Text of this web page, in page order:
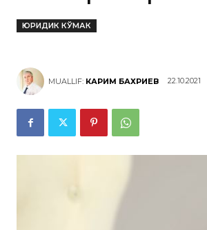
ЮРИДИК КЎМАК
MUALLIF: КАРИМ БАХРИЕВ 22.10.2021